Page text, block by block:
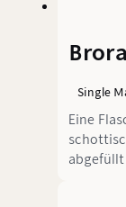
Single
Eine
abgefüllt